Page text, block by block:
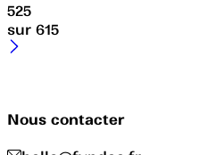
525
sur 615
Nous contacter